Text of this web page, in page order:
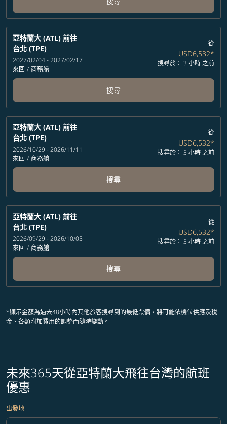
亞特蘭大 (ATL) 前往
台北 (TPE)
2027/02/04 - 2027/02/17
來回 / 商務艙
從
USD6,532*
搜尋於： 3 小時 之前
搜尋
亞特蘭大 (ATL) 前往
台北 (TPE)
2026/10/29 - 2026/11/11
來回 / 商務艙
從
USD6,532*
搜尋於： 3 小時 之前
搜尋
亞特蘭大 (ATL) 前往
台北 (TPE)
2026/09/29 - 2026/10/05
來回 / 商務艙
從
USD6,532*
搜尋於： 3 小時 之前
搜尋
*顯示金額為過去48小時內其他旅客搜尋到的最低票價，將可能依機位供應及稅
金、各類附加費用的調整而隨時變動。
未來365天從亞特蘭大飛往台灣的航班
優惠
出發地